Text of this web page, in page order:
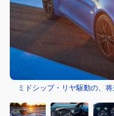
ミドシップ・リヤ駆動の、